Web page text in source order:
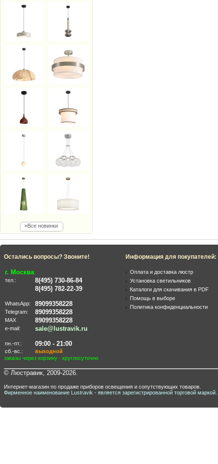
»Все новинки
Остались вопросы? Звоните!
г. Москва
тел.:
8(495) 730-86-84
8(495) 782-22-39
WhatsApp: 89099358228
Telegram: 89099358228
MAX 89099358228
e-mail: sale@lustravik.ru
пн.-пт.: 09:00 - 21:00
сб.-вс.:
выходной
заказы через корзину - круглосуточно
Информация для покупателей:
Оплата и доставка люстр
Установка светильников
Каталоги для скачивания в PDF
Помощь в выборе
Политика конфиденциальности
© Люстравик, 2009-2026.
Интернет-магазин по продаже приборов освещения и сопутствующих товаров.
Фирменное наименование Lustravik - является зарегистрированной торговой